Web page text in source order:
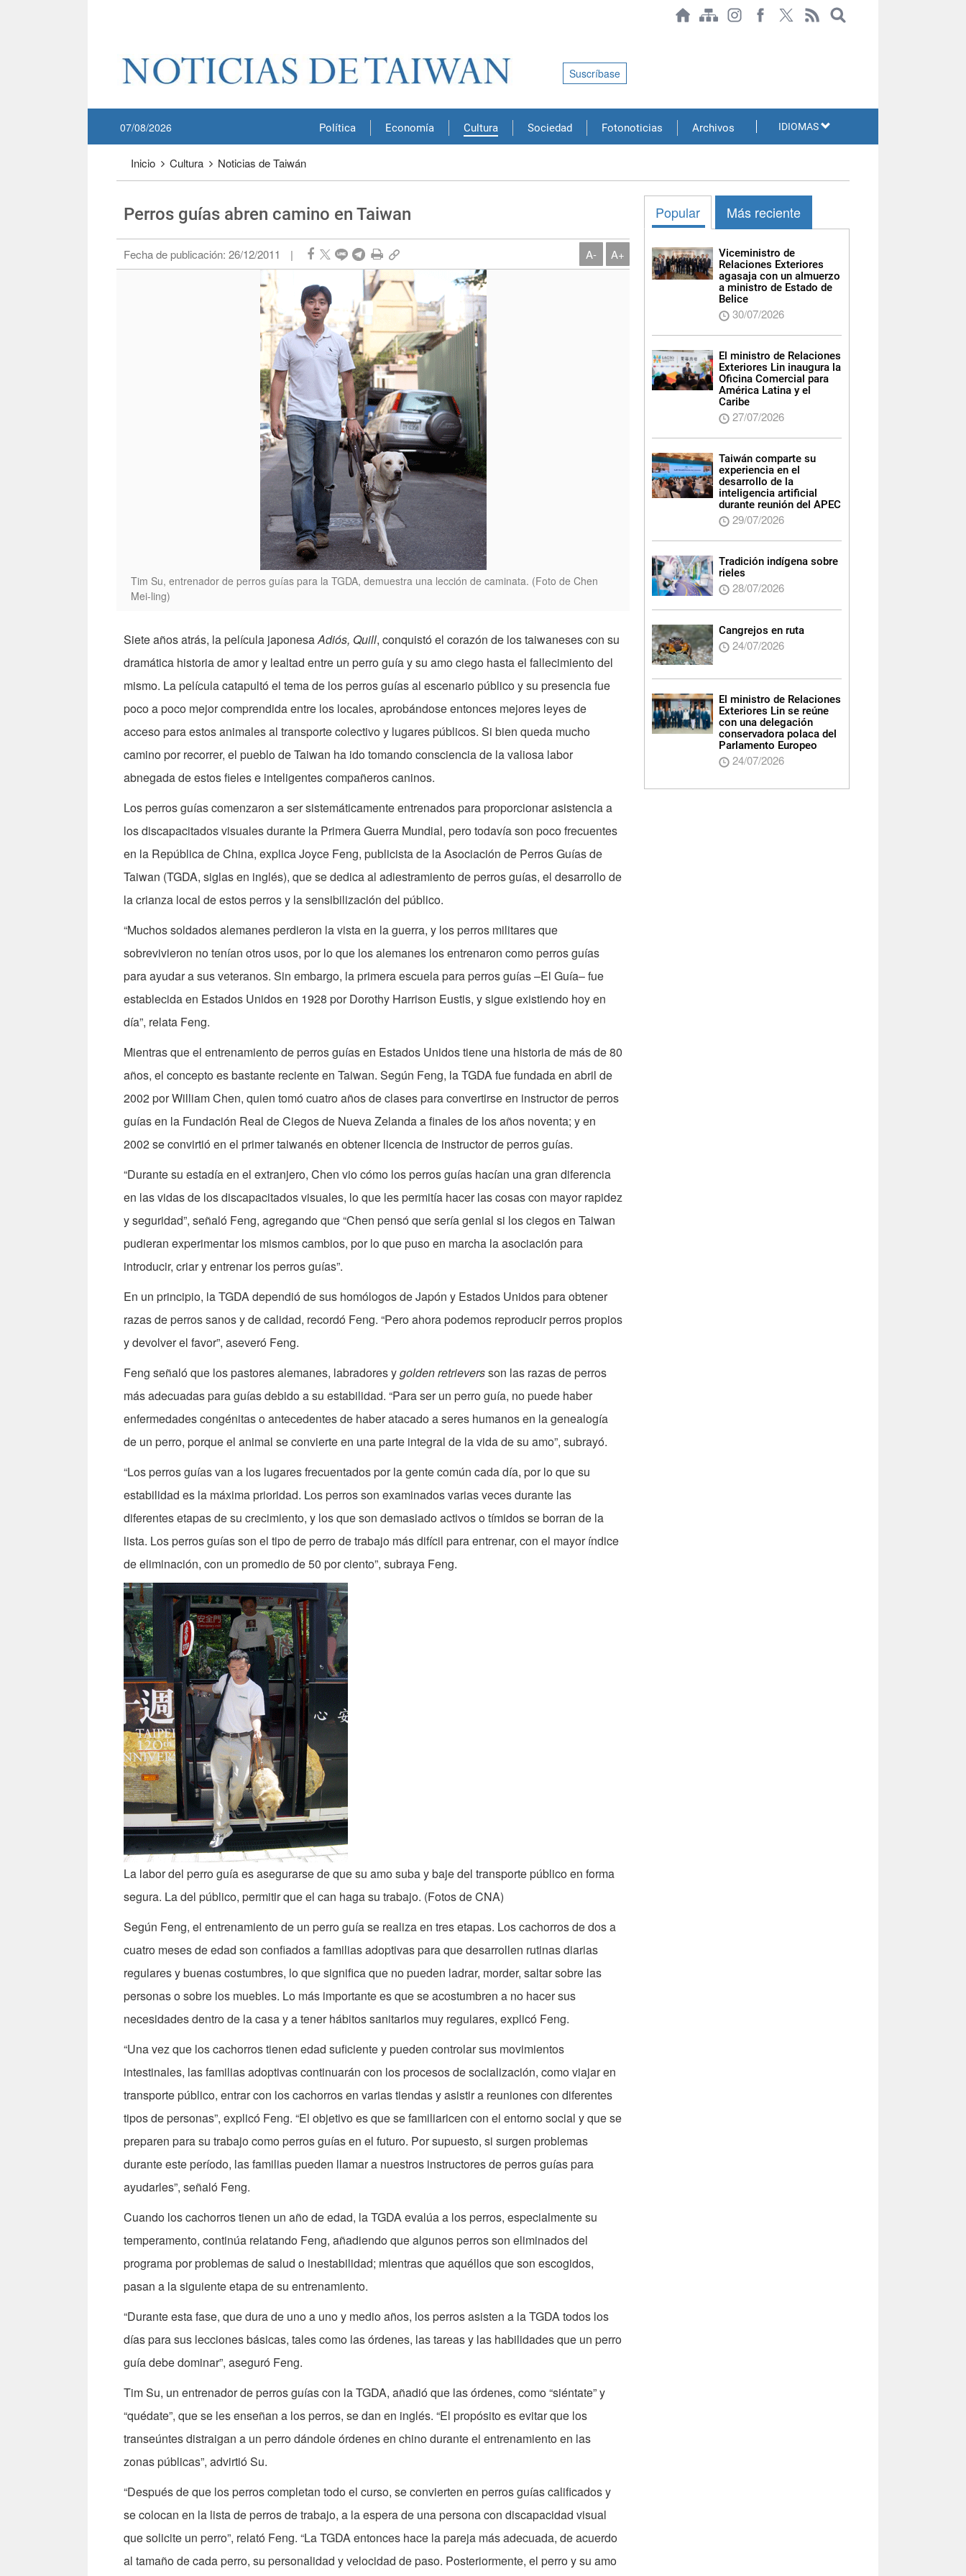
Política Economía Cultura Sociedad Fotonoticias Archivos
07/08/2026
Suscríbase
IDIOMAS
Inicio Cultura Noticias de Taiwán
Perros guías abren camino en Taiwan
Fecha de publicación: 26/12/2011 | A- A+
Tim Su, entrenador de perros guías para la TGDA, demuestra una lección de caminata. (Foto de Chen
Mei-ling)
Siete años atrás, la película japonesaAdiós, Quill, conquistó el corazón de los taiwaneses con su
dramática historia de amor y lealtad entre un perro guía y su amo ciego hasta el fallecimiento del
mismo. La película catapultó el tema de los perros guías al escenario público y su presencia fue
poco a poco mejor comprendida entre los locales, aprobándose entonces mejores leyes de
acceso para estos animales al transporte colectivo y lugares públicos. Si bien queda mucho
camino por recorrer, el pueblo de Taiwan ha ido tomando consciencia de la valiosa labor
abnegada de estos fieles e inteligentes compañeros caninos.
Los perros guías comenzaron a ser sistemáticamente entrenados para proporcionar asistencia a
los discapacitados visuales durante la Primera Guerra Mundial, pero todavía son poco frecuentes
en la República de China, explica Joyce Feng, publicista de la Asociación de Perros Guías de
Taiwan (TGDA, siglas en inglés), que se dedica al adiestramiento de perros guías, el desarrollo de
la crianza local de estos perros y la sensibilización del público.
“Muchos soldados alemanes perdieron la vista en la guerra, y los perros militares que
sobrevivieron no tenían otros usos, por lo que los alemanes los entrenaron como perros guías
para ayudar a sus veteranos. Sin embargo, la primera escuela para perros guías –El Guía– fue
establecida en Estados Unidos en 1928 por Dorothy Harrison Eustis, y sigue existiendo hoy en
día”, relata Feng.
Mientras que el entrenamiento de perros guías en Estados Unidos tiene una historia de más de 80
años, el concepto es bastante reciente en Taiwan. Según Feng, la TGDA fue fundada en abril de
2002 por William Chen, quien tomó cuatro años de clases para convertirse en instructor de perros
guías en la Fundación Real de Ciegos de Nueva Zelanda a finales de los años noventa; y en
2002 se convirtió en el primer taiwanés en obtener licencia de instructor de perros guías.
“Durante su estadía en el extranjero, Chen vio cómo los perros guías hacían una gran diferencia
en las vidas de los discapacitados visuales, lo que les permitía hacer las cosas con mayor rapidez
y seguridad”, señaló Feng, agregando que “Chen pensó que sería genial si los ciegos en Taiwan
pudieran experimentar los mismos cambios, por lo que puso en marcha la asociación para
introducir, criar y entrenar los perros guías”.
En un principio, la TGDA dependió de sus homólogos de Japón y Estados Unidos para obtener
razas de perros sanos y de calidad, recordó Feng. “Pero ahora podemos reproducir perros propios
y devolver el favor”, aseveró Feng.
Feng señaló que los pastores alemanes, labradores ygolden retrieversson las razas de perros
más adecuadas para guías debido a su estabilidad. “Para ser un perro guía, no puede haber
enfermedades congénitas o antecedentes de haber atacado a seres humanos en la genealogía
de un perro, porque el animal se convierte en una parte integral de la vida de su amo”, subrayó.
“Los perros guías van a los lugares frecuentados por la gente común cada día, por lo que su
estabilidad es la máxima prioridad. Los perros son examinados varias veces durante las
diferentes etapas de su crecimiento, y los que son demasiado activos o tímidos se borran de la
lista. Los perros guías son el tipo de perro de trabajo más difícil para entrenar, con el mayor índice
de eliminación, con un promedio de 50 por ciento”, subraya Feng.
La labor del perro guía es asegurarse de que su amo suba y baje del transporte público en forma
segura. La del público, permitir que el can haga su trabajo. (Fotos de CNA)
Según Feng, el entrenamiento de un perro guía se realiza en tres etapas. Los cachorros de dos a
cuatro meses de edad son confiados a familias adoptivas para que desarrollen rutinas diarias
regulares y buenas costumbres, lo que significa que no pueden ladrar, morder, saltar sobre las
personas o sobre los muebles. Lo más importante es que se acostumbren a no hacer sus
necesidades dentro de la casa y a tener hábitos sanitarios muy regulares, explicó Feng.
“Una vez que los cachorros tienen edad suficiente y pueden controlar sus movimientos
intestinales, las familias adoptivas continuarán con los procesos de socialización, como viajar en
transporte público, entrar con los cachorros en varias tiendas y asistir a reuniones con diferentes
tipos de personas”, explicó Feng. “El objetivo es que se familiaricen con el entorno social y que se
preparen para su trabajo como perros guías en el futuro. Por supuesto, si surgen problemas
durante este período, las familias pueden llamar a nuestros instructores de perros guías para
ayudarles”, señaló Feng.
Cuando los cachorros tienen un año de edad, la TGDA evalúa a los perros, especialmente su
temperamento, continúa relatando Feng, añadiendo que algunos perros son eliminados del
programa por problemas de salud o inestabilidad; mientras que aquéllos que son escogidos,
pasan a la siguiente etapa de su entrenamiento.
“Durante esta fase, que dura de uno a uno y medio años, los perros asisten a la TGDA todos los
días para sus lecciones básicas, tales como las órdenes, las tareas y las habilidades que un perro
guía debe dominar”, aseguró Feng.
Tim Su, un entrenador de perros guías con la TGDA, añadió que las órdenes, como “siéntate” y
“quédate”, que se les enseñan a los perros, se dan en inglés. “El propósito es evitar que los
transeúntes distraigan a un perro dándole órdenes en chino durante el entrenamiento en las
zonas públicas”, advirtió Su.
“Después de que los perros completan todo el curso, se convierten en perros guías calificados y
se colocan en la lista de perros de trabajo, a la espera de una persona con discapacidad visual
que solicite un perro”, relató Feng. “La TGDA entonces hace la pareja más adecuada, de acuerdo
al tamaño de cada perro, su personalidad y velocidad de paso. Posteriormente, el perro y su amo
Popular Más reciente
Viceministro de
Relaciones Exteriores
agasaja con un almuerzo
a ministro de Estado de
Belice
30/07/2026
El ministro de Relaciones
Exteriores Lin inaugura la
Oficina Comercial para
América Latina y el
Caribe
27/07/2026
Taiwán comparte su
experiencia en el
desarrollo de la
inteligencia artificial
durante reunión del APEC
29/07/2026
Tradición indígena sobre
rieles
28/07/2026
Cangrejos en ruta
24/07/2026
El ministro de Relaciones
Exteriores Lin se reúne
con una delegación
conservadora polaca del
Parlamento Europeo
24/07/2026